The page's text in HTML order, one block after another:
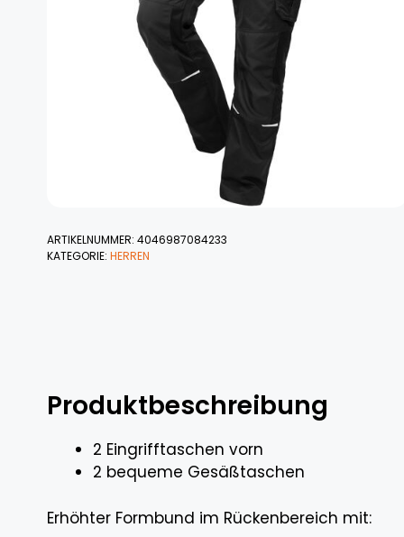
ARTIKELNUMMER: 4046987084233
KATEGORIE: HERREN
Produktbeschreibung
2 Eingrifftaschen vorn
2 bequeme Gesäßtaschen
Erhöhter Formbund im Rückenbereich mit: